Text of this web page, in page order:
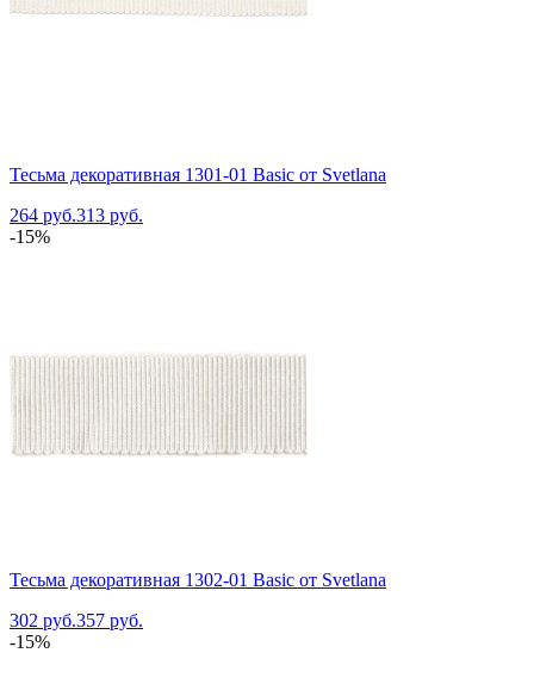
Тесьма декоративная 1301-01 Basic от Svetlana
264 руб.313 руб.
-15%
Тесьма декоративная 1302-01 Basic от Svetlana
302 руб.357 руб.
-15%